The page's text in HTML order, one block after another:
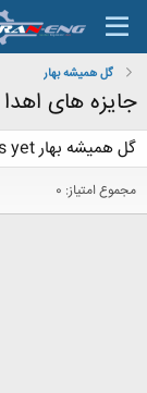
گل هميشه بهار
جایزه های
گل هميشه بهار has not been awarded any trophies yet.
مجموع امتیاز: 0